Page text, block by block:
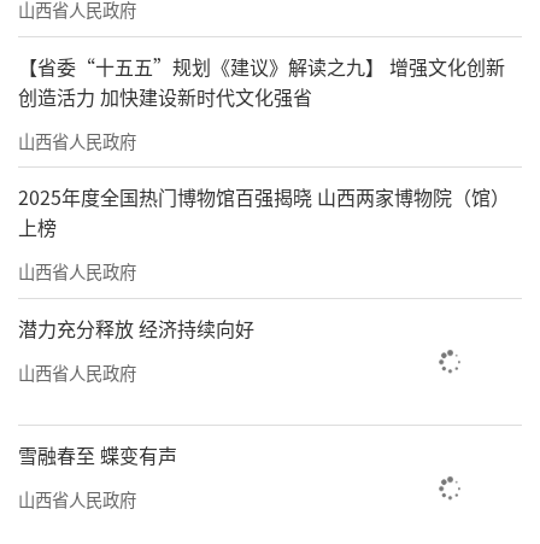
山西省人民政府
【省委“十五五”规划《建议》解读之九】 增强文化创新
创造活力 加快建设新时代文化强省
山西省人民政府
2025年度全国热门博物馆百强揭晓 山西两家博物院（馆）
上榜
山西省人民政府
潜力充分释放 经济持续向好
山西省人民政府
雪融春至 蝶变有声
山西省人民政府